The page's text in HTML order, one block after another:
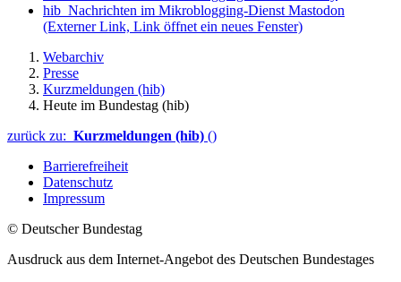
hib_Nachrichten im Mikroblogging-Dienst Mastodon
(Externer Link, Link öffnet ein neues Fenster)
Webarchiv
Presse
Kurzmeldungen (hib)
Heute im Bundestag (hib)
zurück zu: Kurzmeldungen (hib) ()
Barrierefreiheit
Datenschutz
Impressum
© Deutscher Bundestag
Ausdruck aus dem Internet-Angebot des Deutschen Bundestages